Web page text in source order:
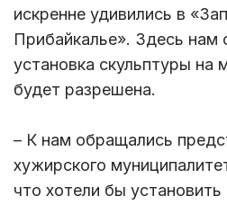
искренне удивились в
Прибайкалье». Здесь нам
установка скульптуры на
будет разрешена.
– К нам обращались
хужирского
что хотели бы